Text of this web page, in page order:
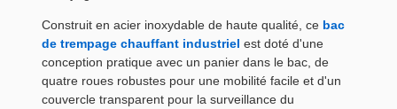
Construit en acier inoxydable de haute qualité, ce bac
de trempage chauffant industriel est doté d'une
conception pratique avec un panier dans le bac, de
quatre roues robustes pour une mobilité facile et d'un
couvercle transparent pour la surveillance du